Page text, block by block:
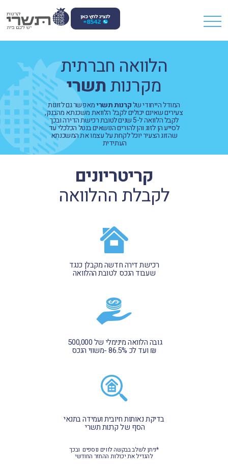
הלוואה חברתית
מקרנותתשרי
המודל‭ ‬הייחודי‭ ‬של‭ ‬ קרנות‭ ‬תשרי
‬צעירים‭ ‬שאינם‭ ‬יכולים‭ ‬לקבל‭ ‬הלוואת‭ ‬משכנתא‭ ‬מהבנק‭,‬
‬לסייע‭ ‬הן‭ ‬לזוג‭ ‬והן‭ ‬להורים‭ ‬הנושאים‭ ‬בנטל‭ ‬הכלכלי‭ ‬עד‭
‬שהזוג‭ ‬הצעיר‭ ‬יוכל‭ ‬לקחת‭ ‬על‭ ‬עצמו‭ ‬את‭ ‬המשכנתא‭
‬העתידית‭ ‬
קריטריונים
לקבלת ההלוואה
בדיקת‭ ‬נאותות‭ ‬חיובית‭ ‬ועמידה‭ ‬בתנאי‭
‬הסף‭ ‬של‭ ‬קרנות‭ ‬תשרי‭ ‬
גובה‭ ‬הלוואה‭ ‬מינימלי‭ ‬של ‭ ‬500,000‭
‬₪ ‬ועד‭ ‬לכ‭- ‬86.5%‭ ‬משווי‭ ‬הנכס
רכישת‭ ‬דירה‭ ‬חדשה‭ ‬מקבלן‭ ‬כנגד
שעבוד‭ ‬הנכס‭ ‬לטובת‭ ‬ההלוואה
‭*‬ניתן‭ ‬לשלב‭ ‬בבקשה‭ ‬לווים‭ ‬נוספים‭ ‬‭ ‬ובכך‭
‬להגדיל‭ ‬את‭ ‬יכולות‭ ‬ההחזר‭ ‬החודשי